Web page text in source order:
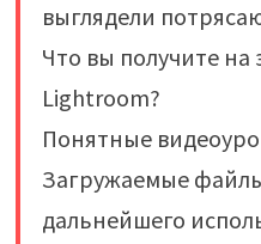
выглядели
Что вы получите на
Lightroom?
Понятные
Загружаемые
дальнейшего